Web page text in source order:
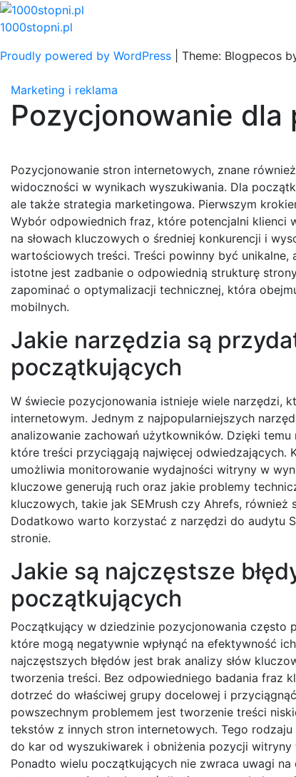
Skip
to
1000stopni.pl
Proudly powered by WordPress
Theme: Blogpecos
Marketing i reklama
Pozycjonowanie
Pozycjonowanie stron internetowych, znane
widoczności w wynikach wyszukiwania. Dla
ale także strategia marketingowa. Pierwszym
Wybór odpowiednich fraz, które potencjalni klienci
na słowach kluczowych o średniej konkurencji i
wartościowych treści. Treści powinny być
istotne jest zadbanie o odpowiednią strukturę
zapominać o optymalizacji technicznej, która
mobilnych.
Jakie narzędzia są
początkujących
W świecie pozycjonowania istnieje wiele narzędzi,
internetowym. Jednym z najpopularniejszych
analizowanie zachowań użytkowników. Dzięki
które treści przyciągają najwięcej odwiedzających.
umożliwia monitorowanie wydajności witryny w
kluczowe generują ruch oraz jakie problemy
kluczowych, takie jak SEMrush czy Ahrefs,
Dodatkowo warto korzystać z narzędzi do audytu
stronie.
Jakie są najczęstsze
początkujących
Początkujący w dziedzinie pozycjonowania często
które mogą negatywnie wpłynąć na efektywność ich
najczęstszych błędów jest brak analizy słów
tworzenia treści. Bez odpowiedniego badania fraz
dotrzeć do właściwej grupy docelowej i
powszechnym problemem jest tworzenie treści
tekstów z innych stron internetowych. Tego rodzaju
do kar od wyszukiwarek i obniżenia pozycji witryny
Ponadto wielu początkujących nie zwraca uwagi